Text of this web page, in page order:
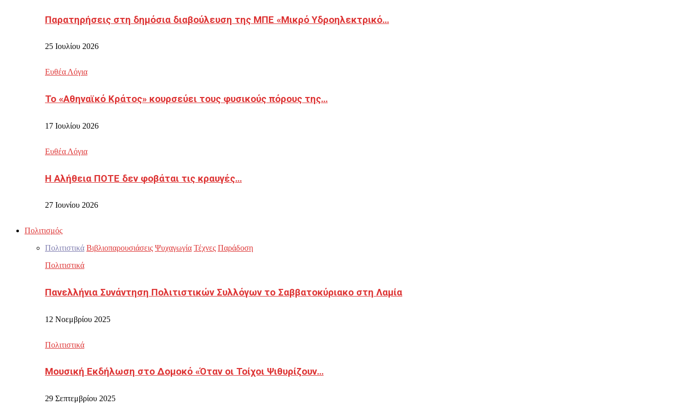
Παρατηρήσεις στη δημόσια διαβούλευση της ΜΠΕ «Μικρό Υδροηλεκτρικό…
25 Ιουλίου 2026
Ευθέα Λόγια
Το «Αθηναϊκό Κράτος» κουρσεύει τους φυσικούς πόρους της…
17 Ιουλίου 2026
Ευθέα Λόγια
Η Αλήθεια ΠΟΤΕ δεν φοβάται τις κραυγές…
27 Ιουνίου 2026
Πολιτισμός
Πολιτιστικά Βιβλιοπαρουσιάσεις Ψυχαγωγία Τέχνες Παράδοση
Πολιτιστικά
Πανελλήνια Συνάντηση Πολιτιστικών Συλλόγων το Σαββατοκύριακο στη Λαμία
12 Νοεμβρίου 2025
Πολιτιστικά
Μουσική Εκδήλωση στο Δομοκό «Όταν οι Τοίχοι Ψιθυρίζουν…
29 Σεπτεμβρίου 2025